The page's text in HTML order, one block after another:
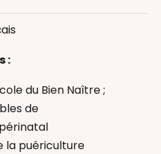
:
du Bien Naître ;
de
la puériculture